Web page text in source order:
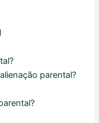
parental?